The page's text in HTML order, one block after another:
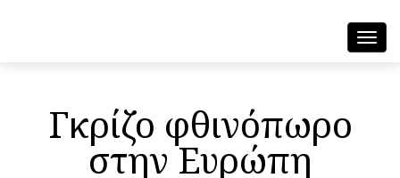
Γκρίζο φθινόπωρο
στην Ευρώπη